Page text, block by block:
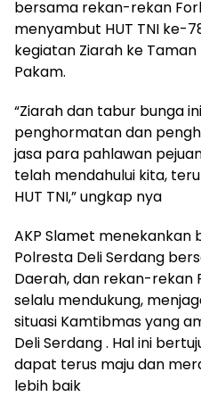
bersama rekan-rekan
menyambut HUT TNI ke-
kegiatan Ziarah ke
Pakam.
“Ziarah dan tabur bunga
penghormatan dan
jasa para pahlawan
telah mendahului kita,
HUT TNI,” ungkap nya
AKP Slamet menekankan
Polresta Deli Serdang
Daerah, dan rekan-rekan
selalu mendukung,
situasi Kamtibmas yang
Deli Serdang . Hal ini
dapat terus maju dan
lebih baik